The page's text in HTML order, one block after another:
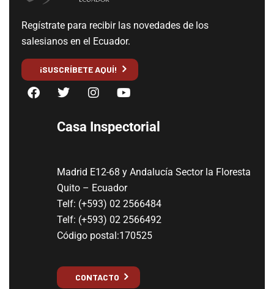
Regístrate para recibir las novedades de los
salesianos en el Ecuador.
¡SUSCRÍBETE AQUÍ!
Casa Inspectorial
Madrid E12-68 y Andalucía Sector la Floresta
Quito – Ecuador
Telf: (+593) 02 2566484
Telf: (+593) 02 2566492
Código postal:170525
CONTACTO